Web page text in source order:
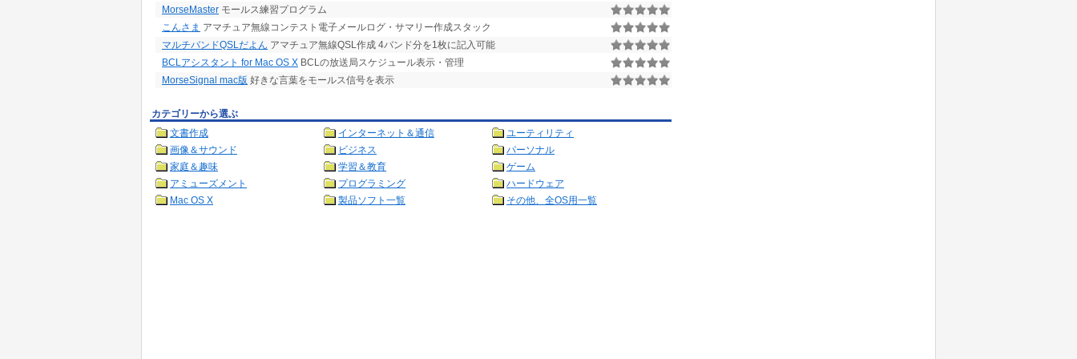
MorseMaster モールス練習プログラム
こんさま アマチュア無線コンテスト電子メールログ・サマリー作成スタック
マルチバンドQSLだよん アマチュア無線QSL作成 4バンド分を1枚に記入可能
BCLアシスタント for Mac OS X BCLの放送局スケジュール表示・管理
MorseSignal mac版 好きな言葉をモールス信号を表示
カテゴリーから選ぶ
文書作成
インターネット＆通信
ユーティリティ
画像＆サウンド
ビジネス
パーソナル
家庭＆趣味
学習＆教育
ゲーム
アミューズメント
プログラミング
ハードウェア
Mac OS X
製品ソフト一覧 その他、全OS用一覧